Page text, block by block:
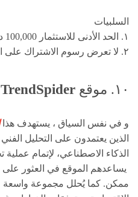
السلبيات
١. الحد الأدنى للاستثمار 100,000 دولار
٢. لا تعرض رسوم الاشتراك على الموقع.
١٠. موقع TrendSpider
و في نفس السياق ، يستهدف هذا
الذين يعتمدون على التحليل
الذكاء الاصطناعي، لإتمام
يساعدهم الموقع في العثور
ممكن. كما يُحلل مجموعة واسعة